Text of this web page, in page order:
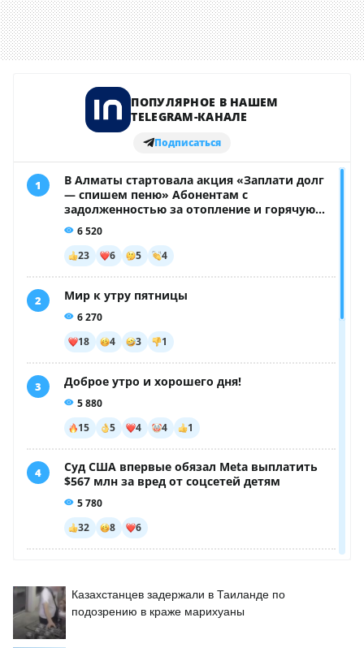
Казахстанцев задержали в Таиланде по
подозрению в краже марихуаны